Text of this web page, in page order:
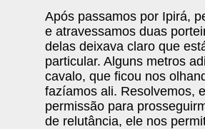
Após passamos por Ipirá,
e atravessamos duas
delas deixava claro que
particular. Alguns metros
cavalo, que ficou nos
fazíamos ali. Resolvemos,
permissão para
de relutância, ele nos